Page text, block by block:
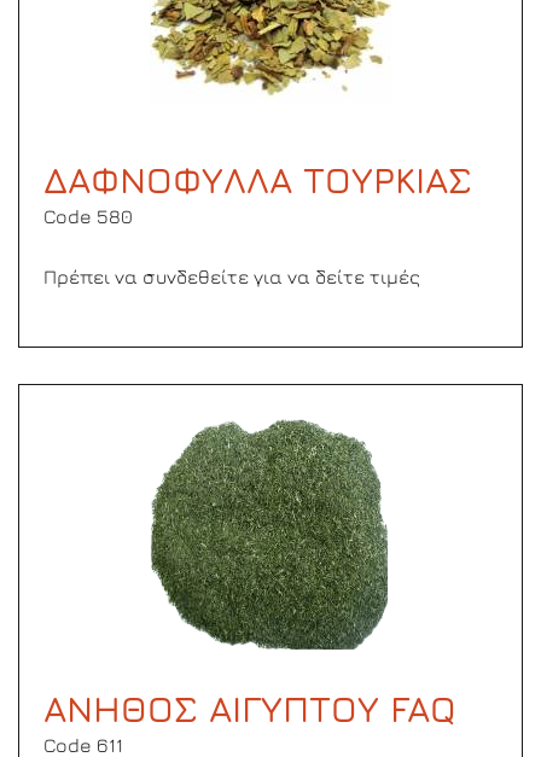
ΔΑΦΝΟΦΥΛΛΑ ΤΟΥΡΚΙΑΣ
Code 580
Πρέπει να συνδεθείτε για να δείτε τιμές
ΑΝΗΘΟΣ ΑΙΓΥΠΤΟΥ FAQ
Code 611